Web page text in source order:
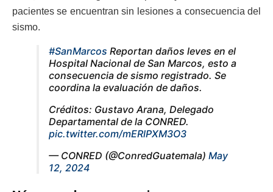
pacientes se encuentran sin lesiones a consecuencia del
sismo.
#SanMarcos Reportan daños leves en el
Hospital Nacional de San Marcos, esto a
consecuencia de sismo registrado. Se
coordina la evaluación de daños.
Créditos: Gustavo Arana, Delegado
Departamental de la CONRED.
pic.twitter.com/mERlPXM3O3
— CONRED (@ConredGuatemala) May
12, 2024